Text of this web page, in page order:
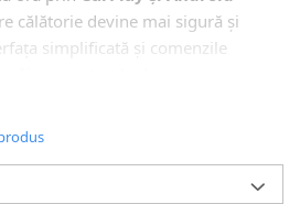
călătorie devine mai sigură și
simplificată și comenzile
Intuitivă și Modernă